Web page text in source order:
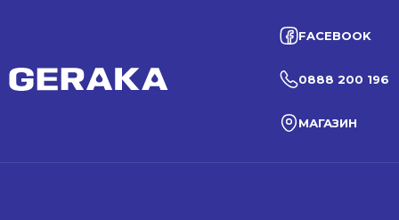
FACEBOOK
0888 200 196
МАГАЗИН